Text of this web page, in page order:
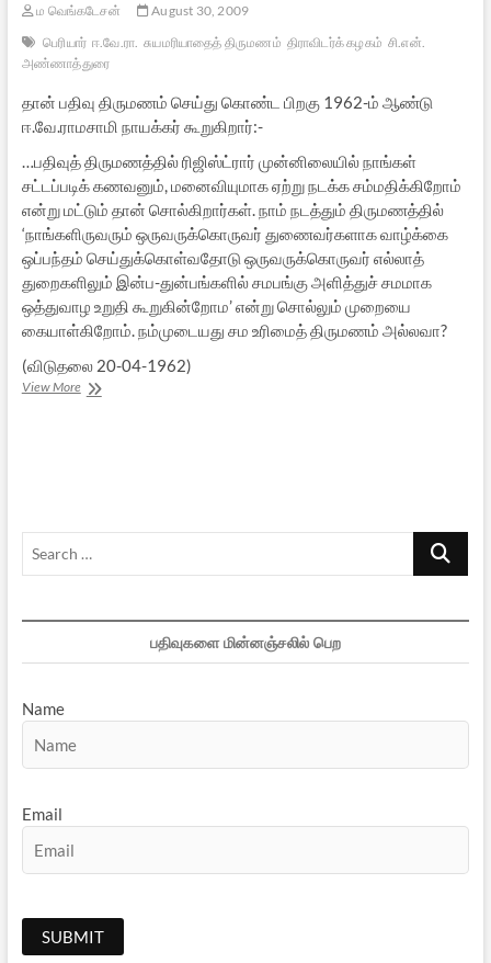
ம வெங்கடேசன்
August 30, 2009
பெரியார் ஈ.வே.ரா. சுயமரியாதைத் திருமணம் திராவிடர்க் கழகம் சி.என்.
அண்ணாத்துரை
தான் பதிவு திருமணம் செய்து கொண்ட பிறகு 1962-ம் ஆண்டு
ஈ.வே.ராமசாமி நாயக்கர் கூறுகிறார்:-
…பதிவுத் திருமணத்தில் ரிஜிஸ்ட்ரார் முன்னிலையில் நாங்கள்
சட்டப்படிக் கணவனும், மனைவியுமாக ஏற்று நடக்க சம்மதிக்கிறோம்
என்று மட்டும் தான் சொல்கிறார்கள். நாம் நடத்தும் திருமணத்தில்
‘நாங்களிருவரும் ஒருவருக்கொருவர் துணைவர்களாக வாழ்க்கை
ஒப்பந்தம் செய்துக்கொள்வதோடு ஒருவருக்கொருவர் எல்லாத்
துறைகளிலும் இன்ப-துன்பங்களில் சமபங்கு அளித்துச் சமமாக
ஒத்துவாழ உறுதி கூறுகின்றோம’ என்று சொல்லும் முறையை
கையாள்கிறோம். நம்முடையது சம உரிமைத் திருமணம் அல்லவா?
(விடுதலை 20-04-1962)
View Moreபெரியாரின்
ராமசாமி
Search
பதிவுகளை மின்னஞ்சலில் பெற
Name
Email